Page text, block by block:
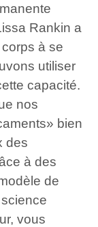
Rankin a
à se
utiliser
capacité.
nos
bien
des
à des
de
vous